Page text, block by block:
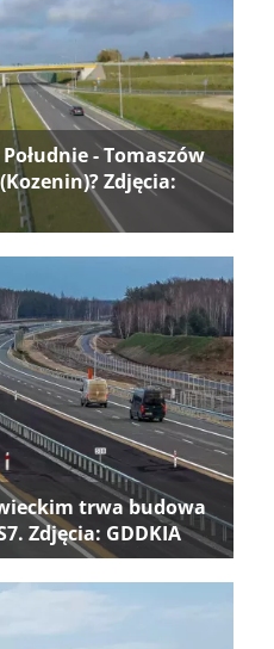
- Tomaszów
Zdjęcia:
trwa budowa
Zdjęcia: GDDKIA